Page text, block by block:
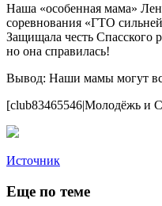
Наша «особенная мама»
соревнования «ГТО
Защищала честь Спасского
но она справилась!
Вывод: Наши мамы могут
[club83465546|Молодёжь и
Источник
Еще по теме